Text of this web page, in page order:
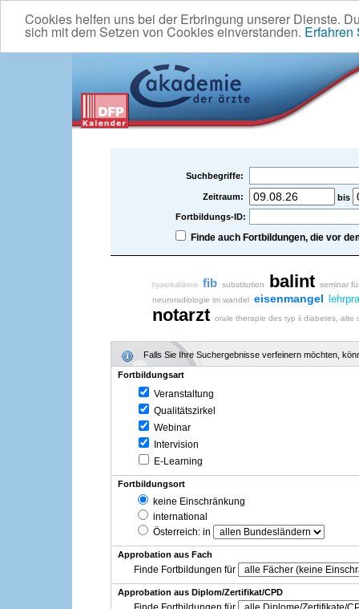
Cookies helfen uns bei der Erbringung unserer Dienste.
sich mit dem Setzen von Cookies einverstanden. Erfahren
Suchbegriffe:
Zeitraum:
bis
Fortbildungs-ID:
Finde auch Fortbildungen, die vor
hyperkaliämie fib substitution balint seminar
neuroradiologie im wandel eisenmangel
notarzt orale therapie des typ ii diabetes, alte
Falls Sie Ihre Suchergebnisse verfeinern möchten,
Fortbildungsart
Veranstaltung
Qualitätszirkel
Webinar
Intervision
E-Learning
Fortbildungsort
keine Einschränkung
international
Österreich: in
Approbation aus Fach
Finde Fortbildungen für
Approbation aus Diplom/Zertifikat/CPD